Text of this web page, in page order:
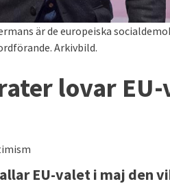
är de europeiska
Arkivbild.
lovar
EU-valet i maj den